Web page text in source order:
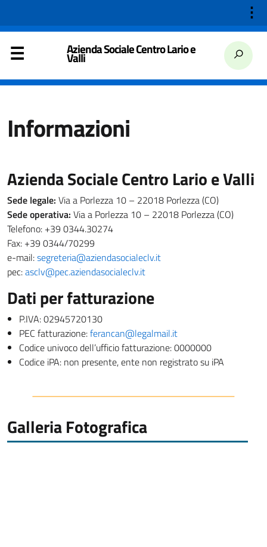
⋮
Azienda Sociale Centro Lario e
Valli
Informazioni
Azienda Sociale Centro Lario e Valli
Sede legale: Via a Porlezza 10 – 22018 Porlezza (CO)
Sede operativa: Via a Porlezza 10 – 22018 Porlezza (CO)
Telefono: +39 0344.30274
Fax: +39 0344/70299
e-mail:segreteria@aziendasocialeclv.it
pec:asclv@pec.aziendasocialeclv.it
Dati per fatturazione
P.IVA: 02945720130
PEC fatturazione:ferancan@legalmail.it
Codice univoco dell’ufficio fatturazione: 0000000
Codice iPA: non presente, ente non registrato su iPA
Galleria Fotografica